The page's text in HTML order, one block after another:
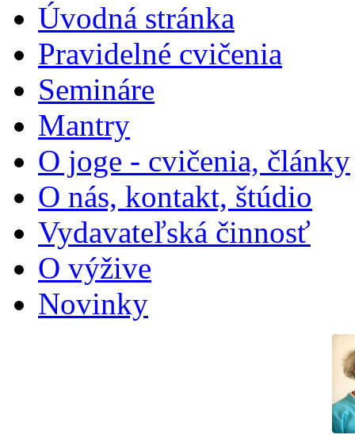
Úvodná stránka
Pravidelné cvičenia
Semináre
Mantry
O joge - cvičenia, články
O nás, kontakt, štúdio
Vydavateľská činnosť
O výžive
Novinky